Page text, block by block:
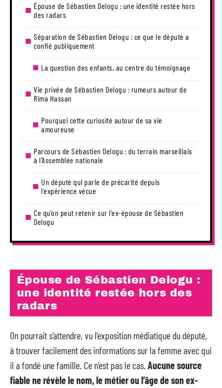
Épouse de Sébastien Delogu : une identité restée hors
des radars
Séparation de Sébastien Delogu : ce que le député a
confié publiquement
La question des enfants, au centre du témoignage
Vie privée de Sébastien Delogu : rumeurs autour de
Rima Hassan
Pourquoi cette curiosité autour de sa vie
amoureuse
Parcours de Sébastien Delogu : du terrain marseillais
à l’Assemblée nationale
Un député qui parle de précarité depuis
l’expérience vécue
Ce qu’on peut retenir sur l’ex-épouse de Sébastien
Delogu
Épouse de Sébastien Delogu :
une identité restée hors des
radars
On pourrait s’attendre, vu l’exposition médiatique du député,
à trouver facilement des informations sur la femme avec qui
il a fondé une famille. Ce n’est pas le cas. Aucune source
fiable ne révèle le nom, le métier ou l’âge de son ex-